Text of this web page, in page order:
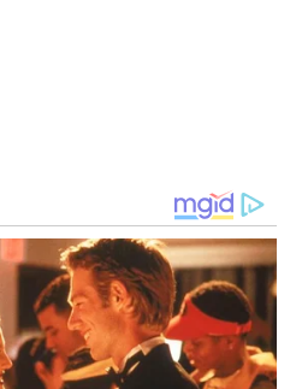
ಇವರು 1751ರವರೆಗೆ ಸುಮಾರು
ಕಾಲ ಆಳ್ವಿಕೆ ನಡೆಸಿದ್ದರು.
70 ವರ್ಷ, 126 ದಿನಗಳ
ದೊರೆ ಅದ್ಯುಲ್‌ದೇಜ್‌